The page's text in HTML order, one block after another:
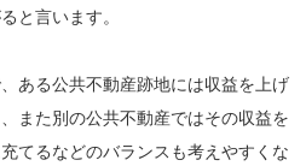
と言います。
ある公共不動産跡地には収益を上げ
また別の公共不動産ではその収益を
てるなどのバランスも考えやすくな